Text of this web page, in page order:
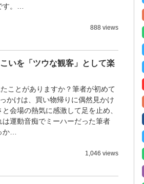
す。…
888 views
いを「ツウな観客」として楽
ことがありますか？筆者が初めて
かけは、買い物帰りに偶然見かけ
会場の熱気に感激して足を止め、
運動音痴でミーハーだった筆者
か…
1,046 views